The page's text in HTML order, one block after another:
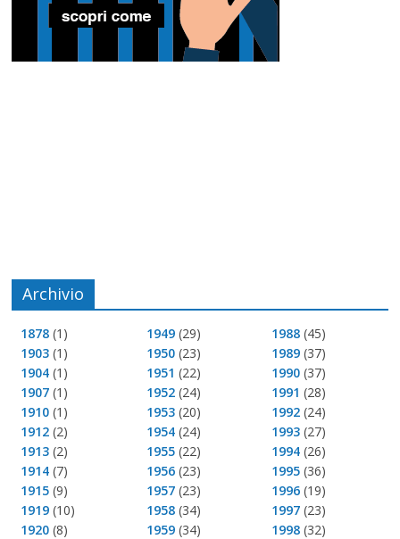
Archivio
1878 (1)
1903 (1)
1904 (1)
1907 (1)
1910 (1)
1912 (2)
1913 (2)
1914 (7)
1915 (9)
1919 (10)
1920 (8)
1949(29)
1950(23)
1951 (22)
1952(24)
1953(20)
1954(24)
1955(22)
1956(23)
1957(23)
1958(34)
1959(34)
1988 (45)
1989 (37)
1990 (37)
1991 (28)
1992 (24)
1993 (27)
1994 (26)
1995 (36)
1996 (19)
1997 (23)
1998 (32)